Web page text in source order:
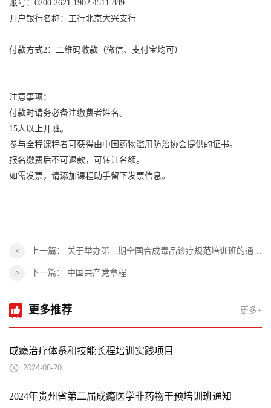
账号：0200 2621 1902 4511 889
开户银行名称：工行北京大兴支行
付款方式2：二维码收款（微信、支付宝均可）
注意事项：
付款时请务必备注缴费者姓名。
15人以上开班。
参与全程课程者可获得由中国药物滥用防治协会提供的证书。
报名缴费后不可退款，可转让名额。
如需发票，请添加课程助手留下发票信息。
上一篇： 关于举办第三期全国合成毒品诊疗规范培训班的通知 （第一轮）
下一篇： 中国共产党章程
更多推荐 更多+
成瘾治疗体系和技能长程培训实践项目
2024-08-20
2024年贵州省第二届成瘾医学非药物干预培训班通知